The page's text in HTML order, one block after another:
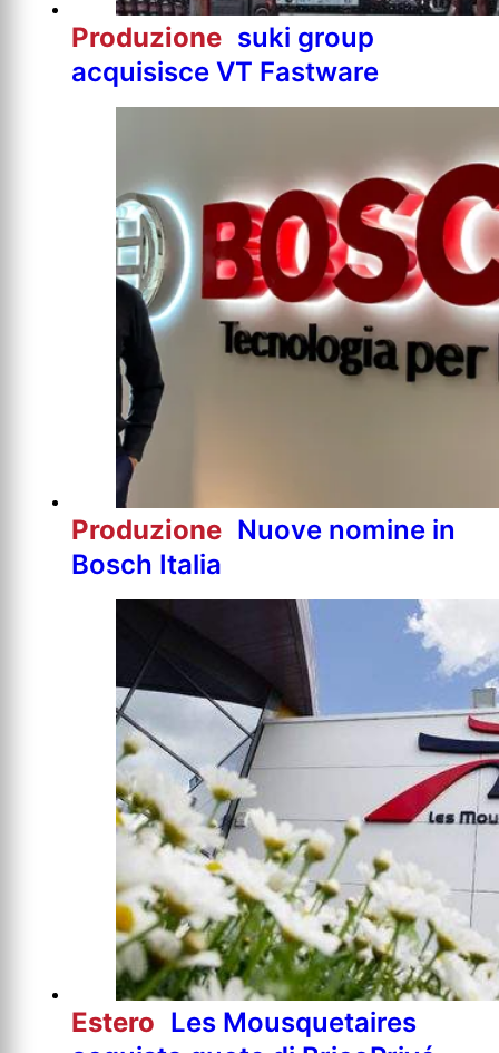
Produzione suki group
acquisisce VT Fastware
Produzione Nuove nomine in
Bosch Italia
Estero Les Mousquetaires